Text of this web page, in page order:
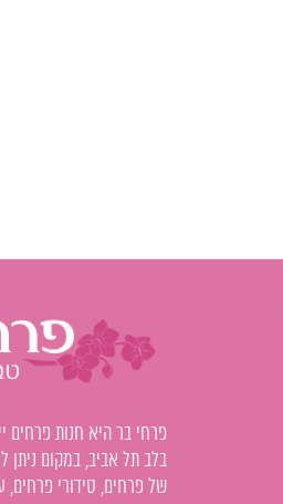
פרחי בר היא חנות פרחים
בלב תל אביב, במקום ניתן
של פרחים, סידורי פרחים,